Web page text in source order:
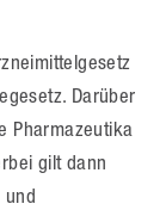
Darüber
Pharmazeutika
gilt dann
und